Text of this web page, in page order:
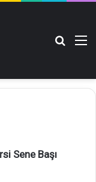
Sene Başı